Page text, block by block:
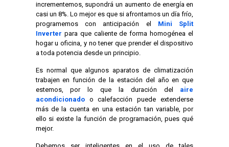
incrementemos, supondrá un aumento de energía en
casi un 8%. Lo mejor es que si afrontamos un día frío,
programemos con anticipación el Mini Split
Inverter para que caliente de forma homogénea el
hogar u oficina, y no tener que prender el dispositivo
a toda potencia desde un principio.
Es normal que algunos aparatos de climatización
trabajen en función de la estación del año en que
estemos, por lo que la duración del aire
acondicionadoo calefacción puede extenderse
más de la cuenta en una estación tan variable, por
ello si existe la función de programación, pues qué
mejor.